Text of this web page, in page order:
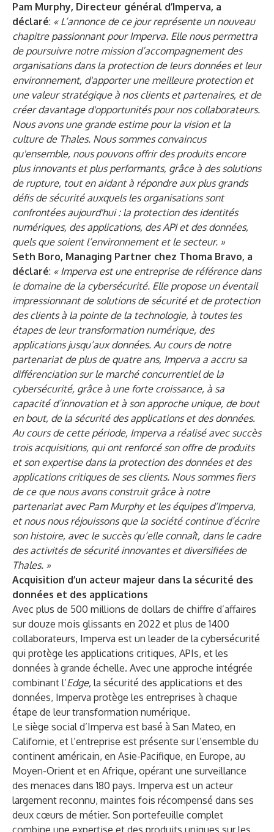
Pam Murphy, Directeur général d’Imperva, a
déclaré: « L’annonce de ce jour représente un nouveau
chapitre passionnant pour Imperva. Elle nous permettra
de poursuivre notre mission d’accompagnement des
organisations dans la protection de leurs données et leur
environnement, d'apporter une meilleure protection et
une valeur stratégique à nos clients et partenaires, et de
créer davantage d'opportunités pour nos collaborateurs.
Nous avons une grande estime pour la vision et la
culture de Thales. Nous sommes convaincus
qu'ensemble, nous pouvons offrir des produits encore
plus innovants et plus performants, grâce à des solutions
de rupture, tout en aidant à répondre aux plus grands
défis de sécurité auxquels les organisations sont
confrontées aujourd'hui : la protection des identités
numériques, des applications, des API et des données,
quels que soient l’environnement et le secteur. »
Seth Boro, Managing Partner chez Thoma Bravo, a
déclaré: « Imperva est une entreprise de référence dans
le domaine de la cybersécurité. Elle propose un éventail
impressionnant de solutions de sécurité et de protection
des clients à la pointe de la technologie, à toutes les
étapes de leur transformation numérique, des
applications jusqu’aux données. Au cours de notre
partenariat de plus de quatre ans, Imperva a accru sa
différenciation sur le marché concurrentiel de la
cybersécurité, grâce à une forte croissance, à sa
capacité d’innovation et à son approche unique, de bout
en bout, de la sécurité des applications et des données.
Au cours de cette période, Imperva a réalisé avec succès
trois acquisitions, qui ont renforcé son offre de produits
et son expertise dans la protection des données et des
applications critiques de ses clients. Nous sommes fiers
de ce que nous avons construit grâce à notre
partenariat avec Pam Murphy et les équipes d’Imperva,
et nous nous réjouissons que la société continue d’écrire
son histoire, avec le succès qu’elle connaît, dans le cadre
des activités de sécurité innovantes et diversifiées de
Thales. »
Acquisition d’un acteur majeur dans la sécurité des
données et des applications
Avec plus de 500 millions de dollars de chiffre d’affaires
sur douze mois glissants en 2022 et plus de 1400
collaborateurs, Imperva est un leader de la cybersécurité
qui protège les applications critiques, APIs, et les
données à grande échelle. Avec une approche intégrée
combinant l’Edge, la sécurité des applications et des
données, Imperva protège les entreprises à chaque
étape de leur transformation numérique.
Le siège social d’Imperva est basé à San Mateo, en
Californie, et l’entreprise est présente sur l’ensemble du
continent américain, en Asie-Pacifique, en Europe, au
Moyen-Orient et en Afrique, opérant une surveillance
des menaces dans 180 pays. Imperva est un acteur
largement reconnu, maintes fois récompensé dans ses
deux cœurs de métier. Son portefeuille complet
combine une expertise et des produits uniques sur les